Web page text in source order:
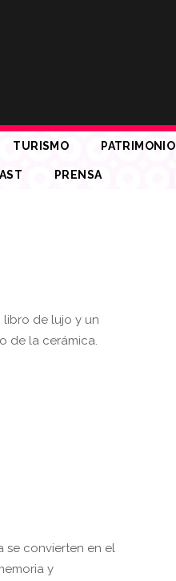
TURISMO PATRIMONIO
PRENSA
libro de lujo y un
de la cerámica.
se convierten en el
y